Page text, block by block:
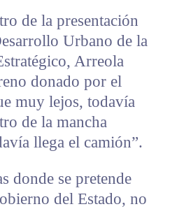
de la presentación
Urbano de la
Arreola
donado por el
muy lejos, todavía
de la mancha
llega el camión”.
donde se pretende
del Estado, no